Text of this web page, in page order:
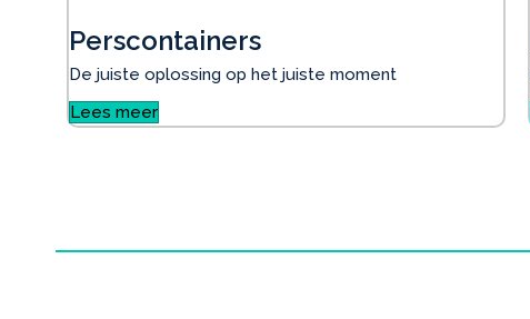
Perscontainers
De juiste oplossing op het juiste moment
Lees meer